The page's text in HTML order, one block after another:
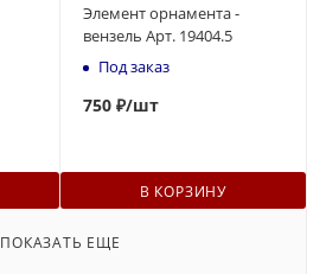
Элемент орнамента -
вензель Арт. 19404.5
Под заказ
750 ₽/шт
В КОРЗИНУ
ПОКАЗАТЬ ЕЩЕ